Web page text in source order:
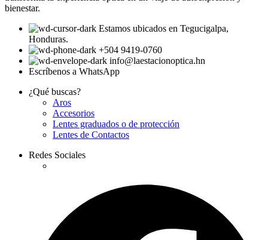
bienestar.
Estamos ubicados en Tegucigalpa,
Honduras.
+504 9419-0760
info@laestacionoptica.hn
Escríbenos a WhatsApp
¿Qué buscas?
Aros
Accesorios
Lentes graduados o de protección
Lentes de Contactos
Redes Sociales